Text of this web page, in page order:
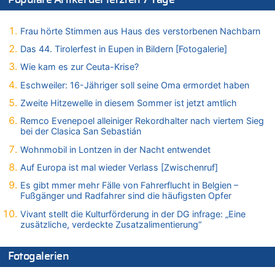
FIFA-Spitze demonstriert Einigkeit trotz Kritik und neuer
06.08.2026 - 16:53 von Frage zu
Zweite Hitzewelle in diesem Sommer ist jetzt amtlich
06.08.2026 - 16:39 von Noah Parmentier zu
Zweite Hitzewelle in diesem Sommer ist jetzt amtlich
06.08.2026 - 16:10 von Dax zu
Wasserstand des Rheins in NRW so niedrig wie noch nie
06.08.2026 - 15:51 von SuperBoy zu
Eschweiler: 16-Jähriger soll seine Oma ermordet haben
06.08.2026 - 15:42 von PvD zu
Mehrere Menschen in Londons City niedergestochen
06.08.2026 - 15:42 von Dax zu
Zweite Hitzewelle in diesem Sommer ist jetzt amtlich
Zweite Hitzewelle in diesem Sommer ist jetzt amtlich
Frau hörte Stimmen aus Haus des verstorbenen Nachbarn
Das 44. Tirolerfest in Eupen in Bildern [Fotogalerie]
Wie kam es zur Ceuta-Krise?
Eschweiler: 16-Jähriger soll seine Oma ermordet haben
Zweite Hitzewelle in diesem Sommer ist jetzt amtlich
Remco Evenepoel alleiniger Rekordhalter nach viertem Sieg
bei der Clasica San Sebastián
Wohnmobil in Lontzen in der Nacht entwendet
Auf Europa ist mal wieder Verlass [Zwischenruf]
Es gibt mmer mehr Fälle von Fahrerflucht in Belgien –
Fußgänger und Radfahrer sind die häufigsten Opfer
Vivant stellt die Kulturförderung in der DG infrage: „Eine
zusätzliche, verdeckte Zusatzalimentierung“
Fotogalerien